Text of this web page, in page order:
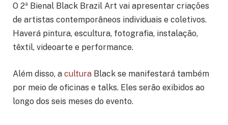
O 2ª Bienal Black Brazil Art vai apresentar criações
de artistas contemporâneos individuais e coletivos.
Haverá pintura, escultura, fotografia, instalação,
têxtil, videoarte e performance.
Além disso, a cultura Black se manifestará também
por meio de oficinas e talks. Eles serão exibidos ao
longo dos seis meses do evento.